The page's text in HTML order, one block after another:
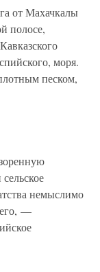
Махачкалы
полосе,
моря.
песком,
немыслимо
—